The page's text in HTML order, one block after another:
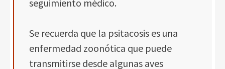
seguimiento médico.
Se recuerda que la psitacosis es una
enfermedad zoonótica que puede
transmitirse desde algunas aves